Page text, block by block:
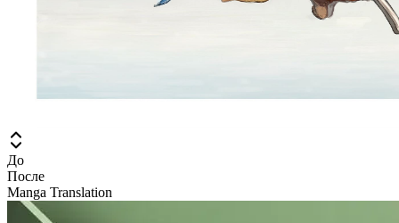
До
После
Manga Translation